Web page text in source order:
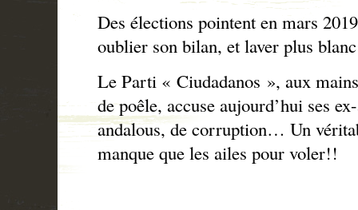
Des élections pointent en mars
oublier son bilan, et laver plus
Le Parti « Ciudadanos », aux
de poêle, accuse aujourd’hui ses
andalous, de corruption… Un
manque que les ailes pour voler!!